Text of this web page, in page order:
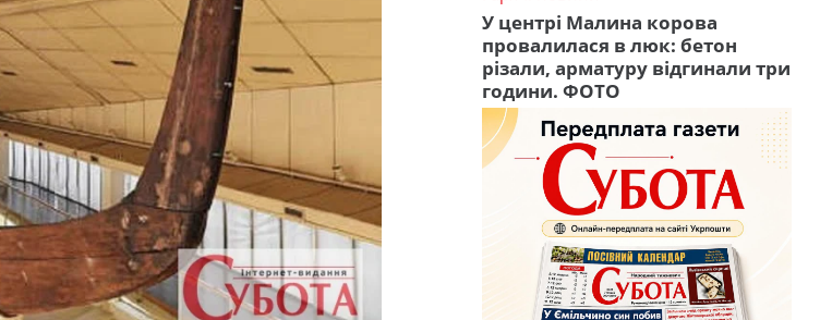
У центрі Малина корова
провалилася в люк: бетон
різали, арматуру відгинали три
години. ФОТО